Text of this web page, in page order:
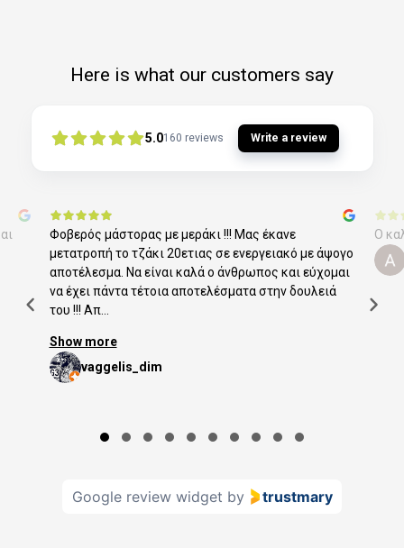
Here is what our customers say
5.0160 reviews Write a review
Φοβερός μάστορας με μεράκι !!! Μας έκανε
μετατροπή το τζάκι 20ετιας σε ενεργειακό με άψογο
αποτέλεσμα. Να είναι καλά ο άνθρωπος και εύχομαι
να έχει πάντα τέτοια αποτελέσματα στην δουλειά
του !!! Απ...
Show more
vaggelis_dim
Ο
Google review widget by trustmary